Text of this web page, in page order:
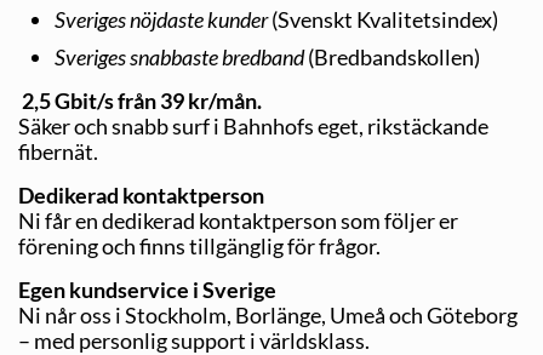
Sveriges nöjdaste kunder(Svenskt Kvalitetsindex)
Sveriges snabbaste bredband(Bredbandskollen)
2,5 Gbit/s från 39 kr/mån.
Säker och snabb surf i Bahnhofs eget, rikstäckande
fibernät.
Dedikerad kontaktperson
Ni får en dedikerad kontaktperson som följer er
förening och finns tillgänglig för frågor.
Egen kundservice i Sverige
Ni når oss i Stockholm, Borlänge, Umeå och Göteborg
– med personlig support i världsklass.